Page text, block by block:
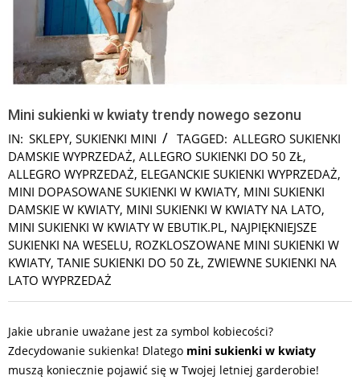
Mini sukienki w kwiaty trendy nowego sezonu
IN: SKLEPY, SUKIENKI MINI TAGGED: ALLEGRO SUKIENKI
DAMSKIE WYPRZEDAŻ, ALLEGRO SUKIENKI DO 50 ZŁ,
ALLEGRO WYPRZEDAŻ, ELEGANCKIE SUKIENKI WYPRZEDAŻ,
MINI DOPASOWANE SUKIENKI W KWIATY, MINI SUKIENKI
DAMSKIE W KWIATY, MINI SUKIENKI W KWIATY NA LATO,
MINI SUKIENKI W KWIATY W EBUTIK.PL, NAJPIĘKNIEJSZE
SUKIENKI NA WESELU, ROZKLOSZOWANE MINI SUKIENKI W
KWIATY, TANIE SUKIENKI DO 50 ZŁ, ZWIEWNE SUKIENKI NA
LATO WYPRZEDAŻ
Jakie ubranie uważane jest za symbol kobiecości?
Zdecydowanie sukienka! Dlatego mini sukienki w kwiaty
muszą koniecznie pojawić się w Twojej letniej garderobie!